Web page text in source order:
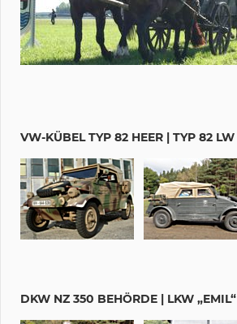
VW-KÜBEL TYP 82 HEER | TYP 82 LW
DKW NZ 350 BEHÖRDE | LKW „EMIL“